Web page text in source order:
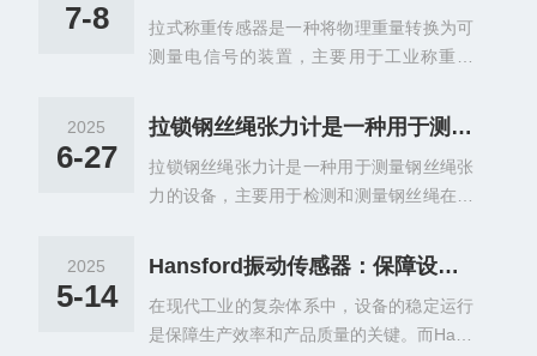
形，并将其转换为可测量的电信号。常见传
感器类型包括：应变计传感器：金属箔或半
脉冲到达材料分界面时被反射回探头，通过
准确测量超声波在材料中传播的时间，结合
主要由主机和探头两部分组成。主机电路包
分，发射电路产生高压冲击波激励探头产生
超声发射脉冲波，接收电路接收反射波，经
7-8
拉式称重传感器是一种将物理重量转换为可
测量电信号的装置，主要用于工业称重场
点。‌通过弹性体(如钢或铝材质)在外力作用
下产生微小变形，内部电阻应变片感知变形
并转换为电信号输出，实现重量测量。适用
于吊钩秤、配料秤等设备。拉式称重传感器
或敏感梁)在外力作用下产生弹性变形时，粘
之变形。电阻应变片变形后，其阻值将发生
变化(增大或减小)。再通过相应的测量电路
2025
6-27
拉锁钢丝绳张力计是一种用于测量钢丝绳或拉锁张力的仪器
拉锁钢丝绳张力计是一种用于测量钢丝绳张
力的设备，主要用于检测和测量钢丝绳在各
钢丝绳上，通过测量钢丝绳的变形来计算其
承受的张力。拉锁钢丝绳张力计用于测量钢
丝绳或拉锁张力，广泛应用于工程、建筑、
起重、运输等领域，确保设备安全运行和钢
2025
5-14
Hansford振动传感器：保障设备运行的关键
在现代工业的复杂体系中，设备的稳定运行
是保障生产效率和产品质量的关键。而Hans